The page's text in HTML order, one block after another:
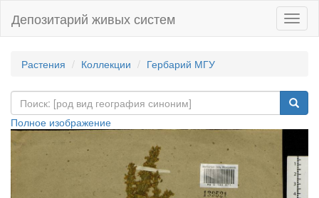
Депозитарий живых систем
Растения Коллекции Гербарий МГУ
Полное изображение